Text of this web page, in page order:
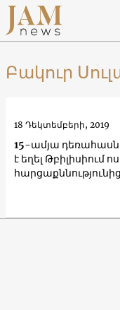
Բակուր
15-ամյա
է եղել Թբիլիսիում
18 Դեկտեմբերի, 2019